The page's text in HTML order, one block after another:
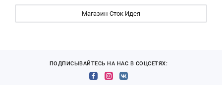
Магазин Сток Идея
ПОДПИСЫВАЙТЕСЬ НА НАС В СОЦСЕТЯХ: